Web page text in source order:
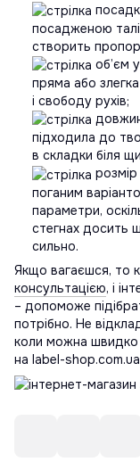
посадженою
створить
об’єм
пряма або
і свободу рухів;
підходила до
в складки біля
поганим
параметри,
стегнах досить
сильно.
Якщо вагаєшся, то
консультацією, і
– допоможе
потрібно. Не
коли можна швидко
на label-